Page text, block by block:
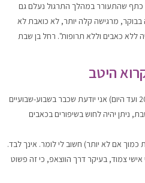
כתף שהתעורר במהלך התרגול נעלם גם
מרגישה קלה יותר, לא כואבת לא
ללא כאבים וללא תרופות". רחל בן שבת
מנסיוני עם מאות תלמידים (משנת 2012 ועד היום) אני יודעת שכבר בשבוע-שבועיים
ניתן יהיה לחוש בשיפורים בכאבים
אם לא יותר) חשוב לי לומר. אינך לבד.
אישי צמוד, בעיקר דרך הווצאפ, כי זה פשוט